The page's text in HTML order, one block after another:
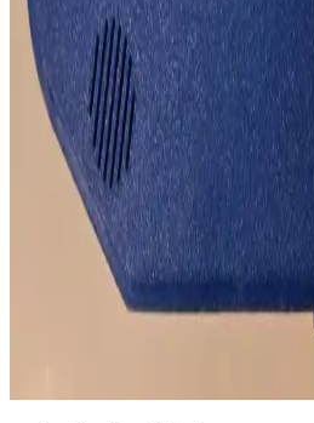
kalitesi, pil ömrü ve ek özellikleri detaylı
kullanıcılara en uygun kulaklık
Kablosuz Oyun Kulaklıkları:
Teknolojide Güncel Trendler
Kablosuz oyun kulaklıkları, yüksek
sunarak oyun deneyimini
seçenekleriyle kullanıcıların
Taşınabilir Nintendo 64
Özellikleri Üzerine Detaylı
Taşınabilir N64 projesi, özel 3D baskı